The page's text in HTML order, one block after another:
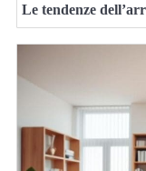
Le tendenze